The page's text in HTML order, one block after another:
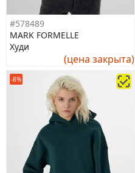
#578489
MARK FORMELLE
Худи
(цена закрыта)
-8%